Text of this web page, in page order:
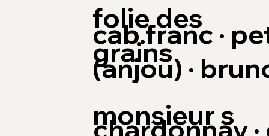
folie des
grains
cab.franc ·
(anjou) ·
monsieur s
chardonnay